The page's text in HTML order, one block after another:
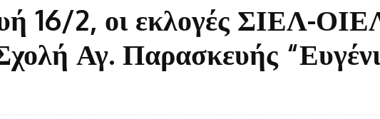
16/2, οι εκλογές ΣΙΕΛ-
Αγ. Παρασκευής